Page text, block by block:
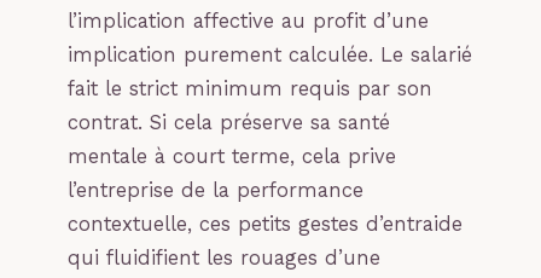
l’implication affective au profit d’une
implication purement calculée. Le salarié
fait le strict minimum requis par son
contrat. Si cela préserve sa santé
mentale à court terme, cela prive
l’entreprise de la performance
contextuelle, ces petits gestes d’entraide
qui fluidifient les rouages d’une